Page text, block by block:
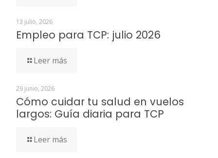
13 julio, 2026
Empleo para TCP: julio 2026
Leer más
29 junio, 2026
Cómo cuidar tu salud en vuelos
largos: Guía diaria para TCP
Leer más